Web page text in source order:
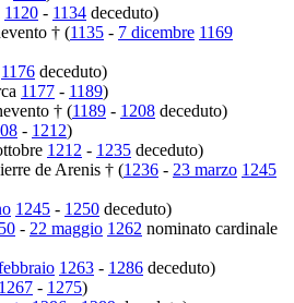
1120 - 1134 deceduto)
† (1135 - 7 dicembre 1169
1176 deceduto)
1177 - 1189)
† (1189 - 1208 deceduto)
- 1212)
1212 - 1235 deceduto)
de Arenis † (1236 - 23 marzo 1245
1245 - 1250 deceduto)
- 22 maggio 1262 nominato cardinale
1263 - 1286 deceduto)
1267 - 1275)